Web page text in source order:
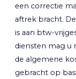
een correctie
aftrek bracht.
is aan btw-
diensten mag u
de algemene
gebracht op